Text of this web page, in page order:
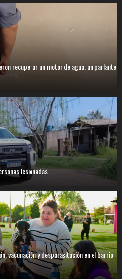
recuperar un motor de agua, un parlante
lesionadas
vacunación y desparasitación en el barrio